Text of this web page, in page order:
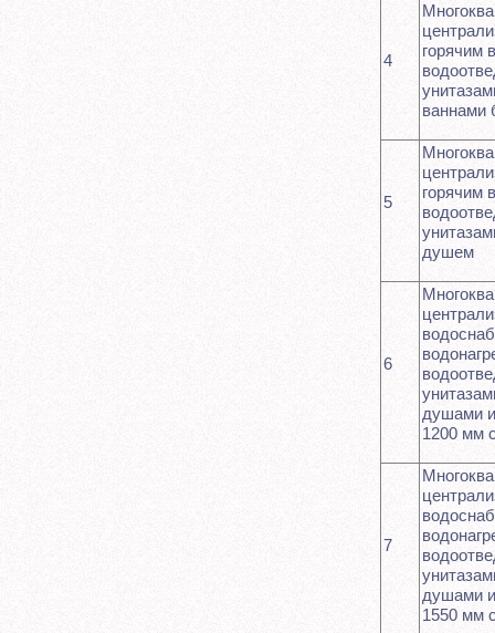
4
горячим
ваннами
5
горячим
душем
6
душами
1200 мм
7
душами
1550 мм